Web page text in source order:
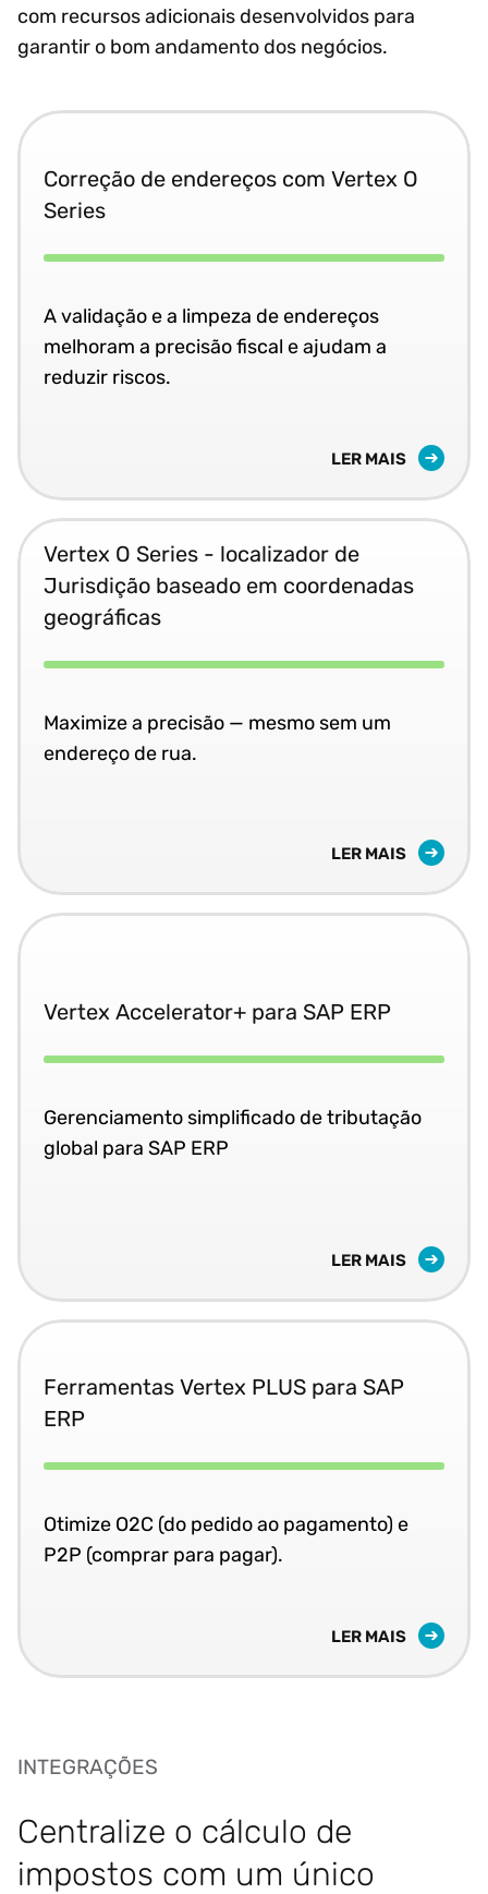
com recursos adicionais desenvolvidos para
garantir o bom andamento dos negócios.
Correção de endereços com Vertex O
Series
A validação e a limpeza de endereços
melhoram a precisão fiscal e ajudam a
reduzir riscos.
LER MAIS
Vertex O Series - localizador de
Jurisdição baseado em coordenadas
geográficas
Maximize a precisão — mesmo sem um
endereço de rua.
LER MAIS
Vertex Accelerator+ para SAP ERP
Gerenciamento simplificado de tributação
global para SAP ERP
LER MAIS
Ferramentas Vertex PLUS para SAP
ERP
Otimize O2C (do pedido ao pagamento) e
P2P (comprar para pagar).
LER MAIS
INTEGRAÇÕES
Centralize o cálculo de
impostos com um único